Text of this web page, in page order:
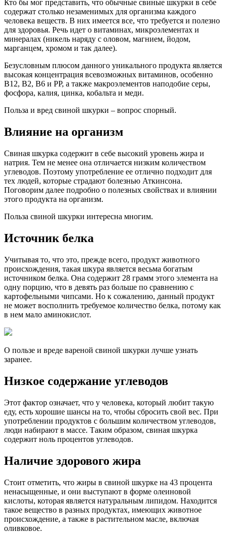
Кто бы мог представить, что обычные свиные шкурки в себе
содержат столько незаменимых для организма каждого
человека веществ. В них имеется все, что требуется и полезно
для здоровья. Речь идет о витаминах, микроэлементах и
минералах (никель наряду с оловом, магнием, йодом,
марганцем, хромом и так далее).
Безусловным плюсом данного уникального продукта является
высокая концентрация всевозможных витаминов, особенно
B12, В2, В6 и PP, а также макроэлементов наподобие серы,
фосфора, калия, цинка, кобальта и меди.
Польза и вред свиной шкурки – вопрос спорный.
Влияние на организм
Свиная шкурка содержит в себе высокий уровень жира и
натрия. Тем не менее она отличается низким количеством
углеводов. Поэтому употребление ее отлично подходит для
тех людей, которые страдают болезнью Аткинсона.
Поговорим далее подробно о полезных свойствах и влиянии
этого продукта на организм.
Польза свиной шкурки интересна многим.
Источник белка
Учитывая то, что это, прежде всего, продукт животного
происхождения, такая шкура является весьма богатым
источником белка. Она содержит 28 грамм этого элемента на
одну порцию, что в девять раз больше по сравнению с
картофельными чипсами. Но к сожалению, данный продукт
не может восполнить требуемое количество белка, потому как
в нем мало аминокислот.
О пользе и вреде вареной свиной шкурки лучше узнать
заранее.
Низкое содержание углеводов
Этот фактор означает, что у человека, который любит такую
еду, есть хорошие шансы на то, чтобы сбросить свой вес. При
употреблении продуктов с большим количеством углеводов,
люди набирают в массе. Таким образом, свиная шкурка
содержит ноль процентов углеводов.
Наличие здорового жира
Стоит отметить, что жиры в свиной шкурке на 43 процента
ненасыщенные, и они выступают в форме олеиновой
кислоты, которая является натуральным липидом. Находится
такое вещество в разных продуктах, имеющих животное
происхождение, а также в растительном масле, включая
оливковое.